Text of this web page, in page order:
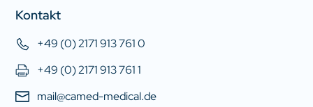
Kontakt
+49 (0) 2171 913 761 0
+49 (0) 2171 913 761 1
mail@camed-medical.de